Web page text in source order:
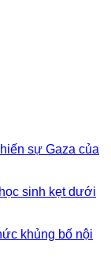
sự Gaza của
sinh kẹt dưới
khủng bố nội